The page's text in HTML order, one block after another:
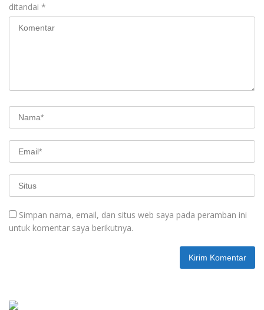
ditandai *
Simpan nama, email, dan situs web saya pada peramban ini
untuk komentar saya berikutnya.